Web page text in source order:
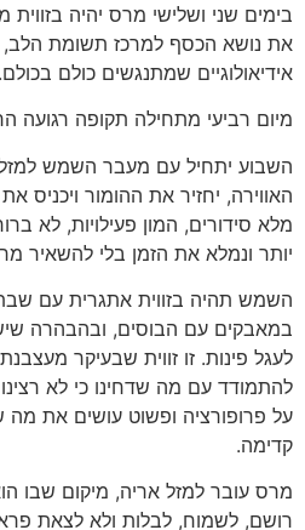
בימים שני ושלישי מרס יהיה
את נושא הכסף למרכז תשומת
אידיאולוגיים שמתנגשים כולם בכולם.
מיום רביעי מתחילה תקופה רגועה
השבוע יתחיל עם מעבר השמש
האווירה, יחזיר את ההומור ויכניס
מלא סידורים, המון פעילויות, לא
יותר ונמלא את הזמן בלי להשאיר
השמש תהיה בזווית אתגרית עם
במאבקים עם הבוסים, ובהבהרה
לעגל פינות. זו זווית שבעיקר
להתמודד עם מה שדחינו כי לא
על פרופורציה ופשוט עושים את
קדימה.
מרס עובר למזל אריה, מיקום שבו
רושם, לשמוח, לבלות ולא לצאת